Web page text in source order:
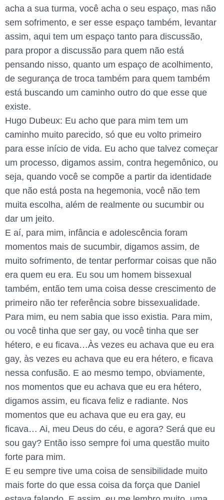
acha a sua turma, você acha o seu espaço, mas não
sem sofrimento, e ser esse espaço também, levantar
assim, aqui tem um espaço tanto para discussão,
para propor a discussão para quem não está
pensando nisso, quanto um espaço de acolhimento,
de segurança de troca também para quem também
está buscando um caminho outro do que esse que
existe.
Hugo Dubeux: Eu acho que para mim tem um
caminho muito parecido, só que eu volto primeiro
para esse início de vida. Eu acho que talvez começar
um processo, digamos assim, contra hegemônico, ou
seja, quando você se compõe a partir da identidade
que não está posta na hegemonia, você não tem
muita escolha, além de realmente ou sucumbir ou
dar um jeito.
E aí, para mim, infância e adolescência foram
momentos mais de sucumbir, digamos assim, de
muito sofrimento, de tentar performar coisas que não
era quem eu era. Eu sou um homem bissexual
também, então tem uma coisa desse crescimento de
primeiro não ter referência sobre bissexualidade.
Para mim, eu nem sabia que isso existia. Para mim,
ou você tinha que ser gay, ou você tinha que ser
hétero, e eu ficava…Às vezes eu achava que eu era
gay, às vezes eu achava que eu era hétero, e ficava
nessa confusão. E ao mesmo tempo, obviamente,
nos momentos que eu achava que eu era hétero,
digamos assim, eu ficava feliz e radiante. Nos
momentos que eu achava que eu era gay, eu
ficava… Ai, meu Deus do céu, e agora? Será que eu
sou gay? Então isso sempre foi uma questão muito
forte para mim.
E eu sempre tive uma coisa de sensibilidade muito
mais forte do que essa coisa da força que Daniel